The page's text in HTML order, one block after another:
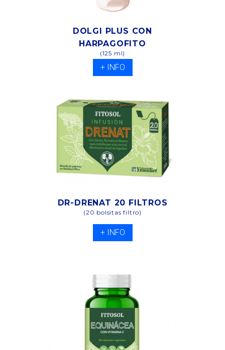
DOLGI PLUS CON
HARPAGOFITO
(125 ml)
+ INFO
DR-DRENAT 20 FILTROS
(20 bolsitas filtro)
+ INFO